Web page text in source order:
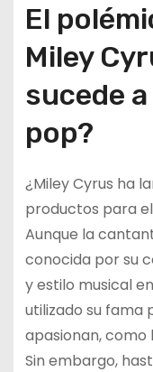
El
Miley
sucede
pop?
¿Miley Cyrus ha
productos para
Aunque la
conocida por su
y estilo musical
utilizado su fama
apasionan, como
Sin embargo,